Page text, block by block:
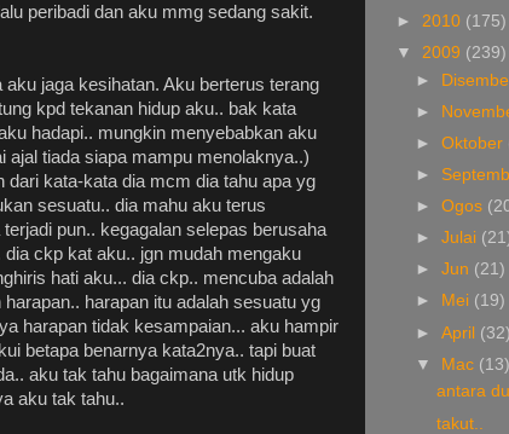
peribadi dan aku mmg sedang sakit.
jaga kesihatan. Aku berterus terang
kpd tekanan hidup aku.. bak kata
hadapi.. mungkin menyebabkan aku
ajal tiada siapa mampu menolaknya..)
dari kata-kata dia mcm dia tahu apa yg
sesuatu.. dia mahu aku terus
pun.. kegagalan selepas berusaha
dia ckp kat aku.. jgn mudah mengaku
hati aku... dia ckp.. mencuba adalah
harapan itu adalah sesuatu yg
harapan tidak kesampaian... aku hampir
betapa benarnya kata2nya.. tapi buat
aku tak tahu bagaimana utk hidup
aku tak tahu..
► 2010 (175)
▼ 2009 (239)
►
►
►Oktober
►
►Ogos
►Julai
►Jun (21)
►
Mei (19)
►April (32)
▼ Mac (13)
antara
takut..